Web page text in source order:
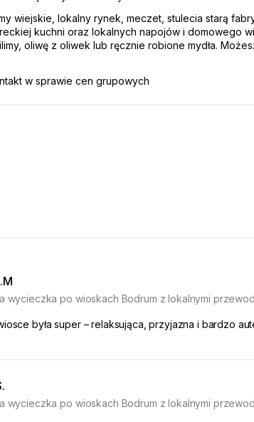
wiejskie, lokalny rynek, meczet, stulecia starą
kuchni oraz lokalnych napojów i domowego
oliwę z oliwek lub ręcznie robione mydła.
w sprawie cen grupowych
wycieczka po wioskach Bodrum z lokalnymi
była super – relaksująca, przyjazna i bardzo
wycieczka po wioskach Bodrum z lokalnymi